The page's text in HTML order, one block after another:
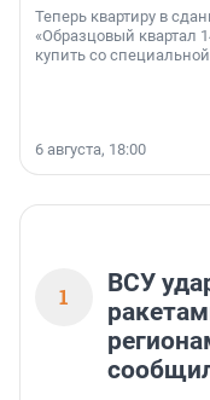
Теперь квартиру в
«Образцовый квартал
купить со
6 августа, 18:00
1
ВСУ